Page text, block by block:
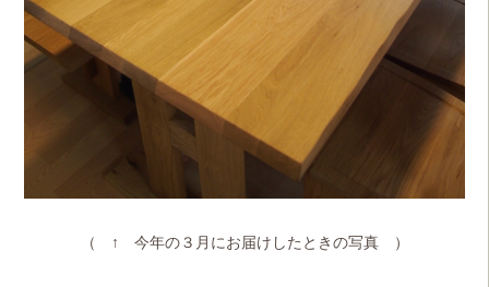
（ ↑ 今年の３月にお届けしたときの写真 ）